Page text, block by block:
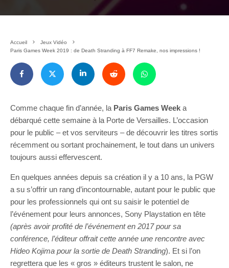
Accueil
Jeux Vidéo
Paris Games Week 2019 : de Death Stranding à FF7 Remake, nos impressions !
Comme chaque fin d’année, la Paris Games Week a
débarqué cette semaine à la Porte de Versailles. L’occasion
pour le public – et vos serviteurs – de découvrir les titres sortis
récemment ou sortant prochainement, le tout dans un univers
toujours aussi effervescent.
En quelques années depuis sa création il y a 10 ans, la PGW
a su s’offrir un rang d’incontournable, autant pour le public que
pour les professionnels qui ont su saisir le potentiel de
l’événement pour leurs annonces, Sony Playstation en tête
(après avoir profité de l’événement en 2017 pour sa
conférence, l’éditeur offrait cette année une rencontre avec
Hideo Kojima pour la sortie de Death Stranding). Et si l’on
regrettera que les « gros » éditeurs trustent le salon, ne